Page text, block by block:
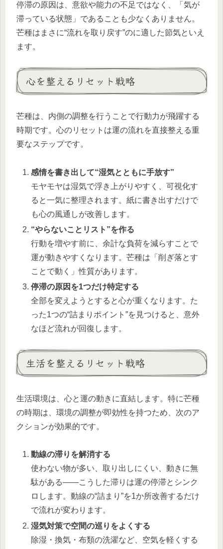
停滞の原因は、意欲や能力の不足ではなく、「気が
滞っている状態」であることも少なくありません。
芒種はまさに“流れを取り戻す”のに適した節気といえ
ます。
心を整えるリセット戦略
芒種は、内側の調整を行うことで行動力が飛躍する
時期です。心のリセットは運の流れを直接整える重
要なステップです。
感情を書き出して“湿気とともに手放す”
モヤモヤは湿気で浮き上がりやすく、可視化す
ると一気に整理されます。紙に書き出すだけで
も心の風通しが改善します。
“やらないことリスト”を作る
行動を増やす前に、余計な負荷を減らすことで
運が動きやすくなります。芒種は「削ぎ落とす
ことで動く」性質があります。
停滞の原因を1つだけ特定する
全部を変えようとすると心が重くなります。た
った1つの“詰まりポイント”を見つけると、意外
なほど流れが回復します。
生活を整えるリセット戦略
生活環境は、心と運の動きに直結します。特に芒種
の時期は、環境の調整が即効性を持つため、次のア
クションが効果的です。
動線の滞りを解消する
使わない物が多い、取り出しにくい、動きに無
駄がある――こうした滞りは運の停滞とシンク
ロします。動線の“詰まり”を1か所改善するだけ
で流れが変わります。
湿気対策で空間の巡りをよくする
除湿・換気・布類の洗濯など、空気を軽くする